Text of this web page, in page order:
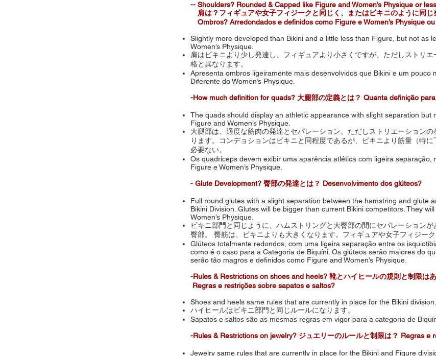
-- Shoulders? Rounded & Capped like Figure and Women’s Physique or
肩は？フィギュアや女子フィジークと同じく、またはビキニのように同じ
Ombros? Arredondados e definidos como Figure e Women’s Physique
Slightly more developed than Bikini and a little less than Figure, but not as
Women’s Physique.
肩はビキニより少し発達し、フィギュアより小さくですが、ただしストリ
格と異なります。
Apresenta ombros ligeiramente mais desenvolvidos que Bikini e um pouco
Diferente do Women’s Physique.
-How much definition for quads? 大腿部の定義とは？ Quanta definição
The quads should display an athletic appearance with slight separation but
Figure and Women’s Physique.
大腿部は、適度な筋肉の発達とセパレーション。ただしストリエーション
ります。コンデョションはビキニと同程度であるが、ビキニより筋量（特
必要ない。
Os quadríceps devem exibir uma aparência atlética com ligeira separação,
Figure e Women’s Physique.
- Glute Development? 臀部の発達とは？ Desenvolvimento dos glúteos?
Full round glutes with a slight separation between the hamstring and glute
Bikini Division. Glutes will be bigger than current Bikini competitors. They
Women’s Physique.
ビキニ部門と同じように、ハムストリングと大臀部の間にセパレーション
臀部。 臀筋は、ビキニよりも大きくなります。フィギュアや女子フィジー
Glúteos totalmente redondos, com uma ligeira separação entre os
como é o caso para a Categoria de Biquíni. Os glúteos serão maiores do
serão tão magros e definidos como Figure and Women’s Physique.
-Rules & Restrictions on shoes and heels? 靴とハイヒールの規則と制限は
Regras e restrições sobre sapatos e saltos?
Shoes and heels same rules that are currently in place for the Bikini division.
ハイヒールはビキニ部門と同じルールになります。
Sapatos e saltos são as mesmas regras em vigor para a categoria de
-Rules & Restrictions on jewelry? ジュエリーのルールと制限は？ Regras e
Jewelry same rules that are currently in place for the Bikini and Figure